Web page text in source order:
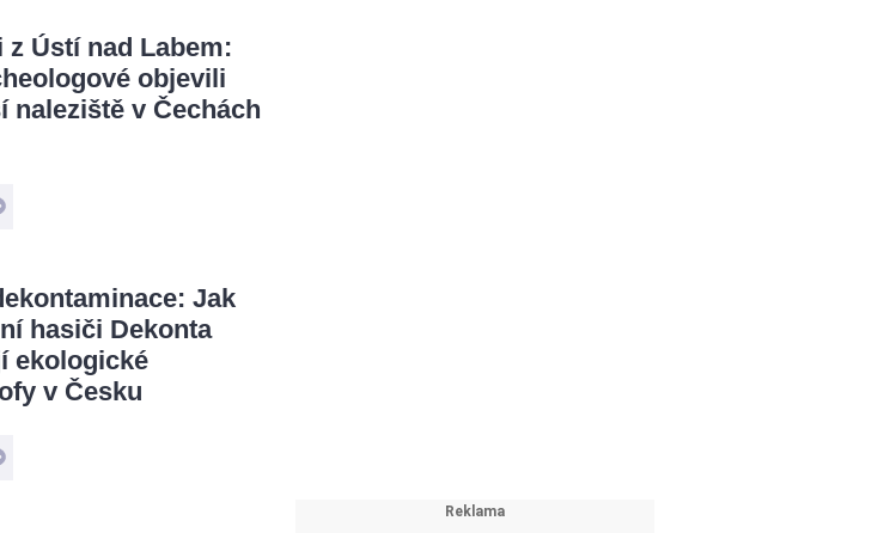
z Ústí nad Labem:
objevili
naleziště v Čechách
Jak
hasiči Dekonta
ekologické
v Česku